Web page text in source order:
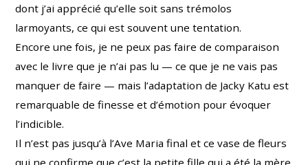
dont j’ai apprécié qu’elle soit sans trémolos
larmoyants, ce qui est souvent une tentation.
Encore une fois, je ne peux pas faire de comparaison
avec le livre que je n’ai pas lu — ce que je ne vais pas
manquer de faire — mais l’adaptation de Jacky Katu est
remarquable de finesse et d’émotion pour évoquer
l’indicible.
Il n’est pas jusqu’à l’Ave Maria final et ce vase de fleurs
qui ne confirme que c’est la petite fille qui a été la mère